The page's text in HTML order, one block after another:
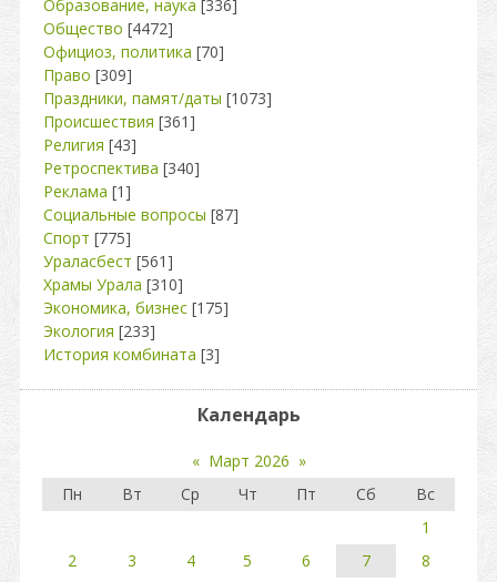
Образование, наука [336]
Общество [4472]
Официоз, политика [70]
Право [309]
Праздники, памят/даты [1073]
Происшествия [361]
Религия [43]
Ретроспектива [340]
Реклама [1]
Социальные вопросы [87]
Спорт [775]
Ураласбест [561]
Храмы Урала [310]
Экономика, бизнес [175]
Экология [233]
История комбината [3]
Календарь
« Март 2026 »
Пн
Вт Ср Чт Пт Сб
Вс
1
2
3 4 5 6 7
8